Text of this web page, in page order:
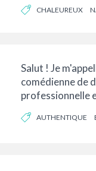
CHALEUREUX
Salut ! Je
comédienne de
professionnelle
l'anglais (États-
AUTHENTIQUE